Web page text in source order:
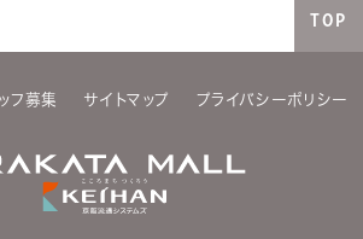
TOP
フ募集 サイトマップ プライバシーポリシー